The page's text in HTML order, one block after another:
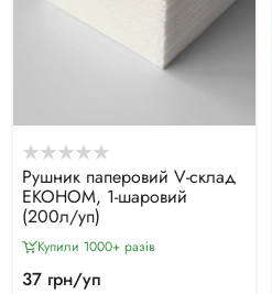
Рушник паперовий V-склад
ЕКОНОМ, 1-шаровий
(200л/уп)
Купили 1000+ разiв
37 грн/уп